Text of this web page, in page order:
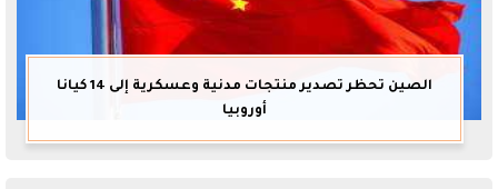
الصين تحظر تصدير منتجات مدنية وعسكرية إلى 14 كيانا
أوروبيا